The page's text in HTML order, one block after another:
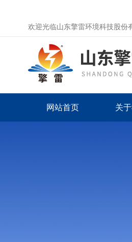
欢迎光临山东擎雷环境科技股份
网站首页 关